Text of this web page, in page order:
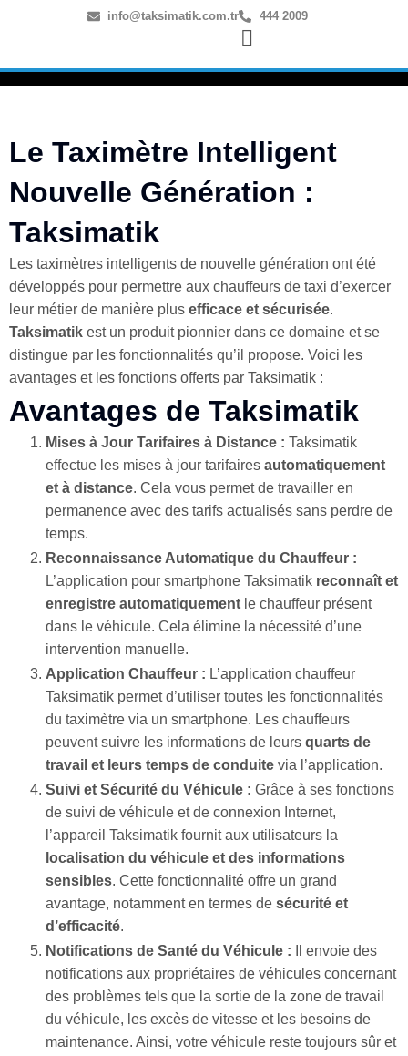
info@taksimatik.com.tr 444 2009
Le Taximètre Intelligent
Nouvelle Génération :
Taksimatik
Les taximètres intelligents de nouvelle génération ont été
développés pour permettre aux chauffeurs de taxi d’exercer
leur métier de manière plus efficace et sécurisée.
Taksimatik est un produit pionnier dans ce domaine et se
distingue par les fonctionnalités qu’il propose. Voici les
avantages et les fonctions offerts par Taksimatik :
Avantages de Taksimatik
Mises à Jour Tarifaires à Distance : Taksimatik
effectue les mises à jour tarifaires automatiquement
et à distance. Cela vous permet de travailler en
permanence avec des tarifs actualisés sans perdre de
temps.
Reconnaissance Automatique du Chauffeur :
L’application pour smartphone Taksimatik reconnaît et
enregistre automatiquement le chauffeur présent
dans le véhicule. Cela élimine la nécessité d’une
intervention manuelle.
Application Chauffeur : L’application chauffeur
Taksimatik permet d’utiliser toutes les fonctionnalités
du taximètre via un smartphone. Les chauffeurs
peuvent suivre les informations de leurs quarts de
travail et leurs temps de conduite via l’application.
Suivi et Sécurité du Véhicule : Grâce à ses fonctions
de suivi de véhicule et de connexion Internet,
l’appareil Taksimatik fournit aux utilisateurs la
localisation du véhicule et des informations
sensibles. Cette fonctionnalité offre un grand
avantage, notamment en termes de sécurité et
d’efficacité.
Notifications de Santé du Véhicule : Il envoie des
notifications aux propriétaires de véhicules concernant
des problèmes tels que la sortie de la zone de travail
du véhicule, les excès de vitesse et les besoins de
maintenance. Ainsi, votre véhicule reste toujours sûr et